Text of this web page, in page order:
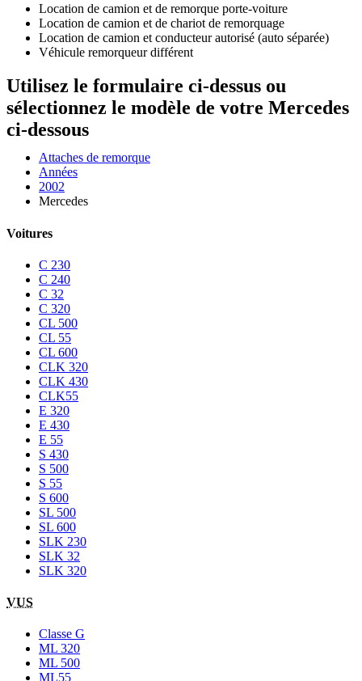
Location de camion et de remorque porte-voiture
Location de camion et de chariot de remorquage
Location de camion et conducteur autorisé (auto séparée)
Véhicule remorqueur différent
Utilisez le formulaire ci-dessus ou
sélectionnez le modèle de votre Mercedes
ci-dessous
Attaches de remorque
Années
2002
Mercedes
Voitures
C 230
C 240
C 32
C 320
CL 500
CL 55
CL 600
CLK 320
CLK 430
CLK55
E 320
E 430
E 55
S 430
S 500
S 55
S 600
SL 500
SL 600
SLK 230
SLK 32
SLK 320
VUS
Classe G
ML 320
ML 500
ML55